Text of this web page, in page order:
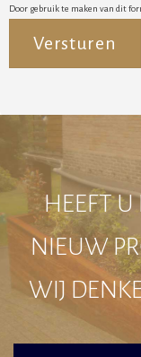
Door gebruik te maken van dit
HEEFT U
NIEUW
WIJ